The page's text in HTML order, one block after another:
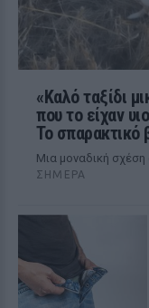
«Καλό ταξίδι
που το είχαν
Το σπαρακτικό
Μια μοναδική σχέση
ΣΉΜΕΡΑ